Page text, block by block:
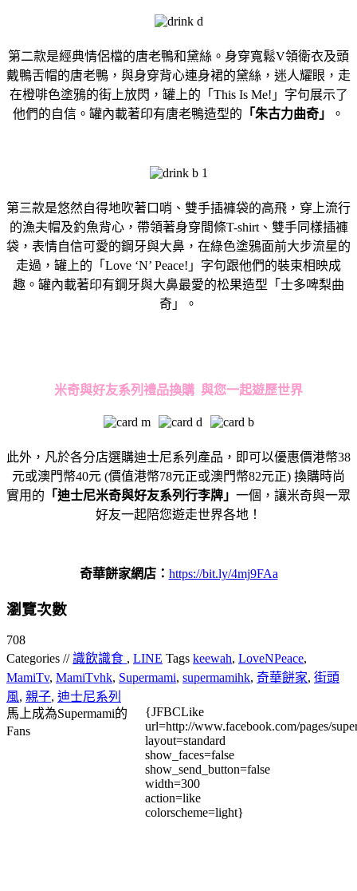
第二款是經典情侶檔的唐老鴨和黛絲。身穿寬鬆V領衛衣及頭
戴鴨舌帽的唐老鴨，與身穿背心連身裙的黛絲，迷人耀眼，走
在橙啡色塗鴉的街上放閃，罐上的「This Is Me!」字句展示了
他們的自信。罐內載著印有唐老鴨造型的 「朱古力曲奇」 。
第三款是悠然自得地吹著口哨、雙手插褲袋的高飛，穿上流行
的漁夫帽及釣魚背心，帶領著身穿間條T-shirt、雙手同樣插褲
袋，表情自信可愛的鋼牙與大鼻，在綠色塗鴉面前大步流星的
走過，罐上的「Love ‘N’ Peace!」字句跟他們的裝束相映成
趣。罐內載著印有鋼牙與大鼻最愛的松果造型「士多啤梨曲
奇」。
米奇與好友系列禮品換購 與您一起遊歷世界
此外，凡於各分店選購迪士尼系列產品，即可以優惠價港幣38
元或澳門幣40元 (價值港幣78元正或澳門幣82元正) 換購時尚
實用的 「迪士尼米奇與好友系列行李牌」 一個，讓米奇與一眾
好友一起陪您遊走世界各地！
奇華餅家網店： https://bit.ly/4mj9FAa
瀏覽次數
708
Categories //識飲識食 , LINE Tags keewah, LoveNPeace,
MamiTv, MamiTvhk, Supermami, supermamihk, 奇華餅家, 街頭
風, 親子, 迪士尼系列
馬上成為Supermami的
Fans
{JFBCLike
url=http://www.facebook.com/pages/
layout=standard
show_faces=false
show_send_button=false
width=300
action=like
colorscheme=light}